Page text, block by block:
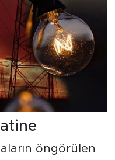
öngörülen